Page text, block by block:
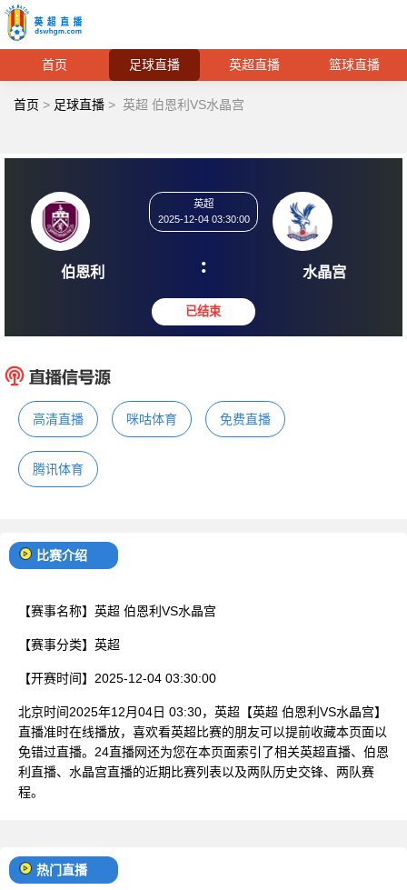
首页 足球直播 英超直播 篮球直播
首页 > 足球直播 > 英超 伯恩利VS水晶宫
伯恩利
2025-12-04 03:30:00
: 水
高清直播 咪咕体育 免费直播
腾讯体育
比赛介绍
【赛事名称】 英超 伯恩利VS水晶宫
【赛事分类】 英超
【开赛时间】 2025-12-04 03:30:00
北京时间2025年12月04日 03:30，英超【英超 伯恩利VS水晶宫】
直播准时在线播放，喜欢看英超比赛的朋友可以提前收藏本页面以
免错过直播。24直播网还为您在本页面索引了相关英超直播、伯恩
利直播、水晶宫直播的近期比赛列表以及两队历史交锋、两队赛
程。
热门直播